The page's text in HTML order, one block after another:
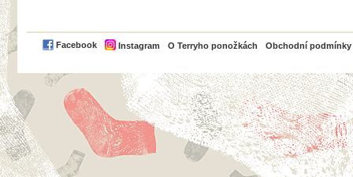
Facebook Instagram O Terryho ponožkách Obchodní podmínky
PayPal